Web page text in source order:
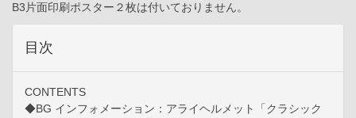
B3片面印刷ポスター２枚は付いておりません。
目次
CONTENTS
◆BG インフォメーション：アライヘルメット「クラシック